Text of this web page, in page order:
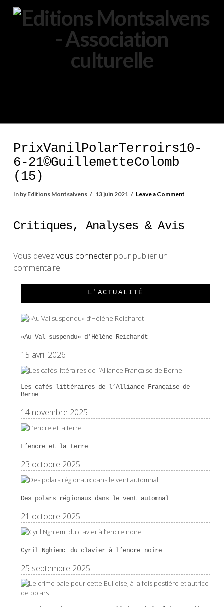
PrixVanilPolarTerroirs10-
6-21©GuillemetteColomb
(15)
In by Editions Montsalvens 13 juin 2021 Leave a Comment
Critiques, Analyses & Avis
Vous devez vous connecterpour publier un
commentaire.
L'ACTUALITÉ
«Au Val suspendu» d’Hélène Reichardt
15 avril 2026
Les cafés littéraires de l’Alliance Française de
Berne
14 novembre 2025
L’encre et la terre
23 octobre 2025
Des polars régionaux dans le vent automnal
21 octobre 2025
Cyril Nghiem: du clavier à l’encre noire
25 septembre 2025